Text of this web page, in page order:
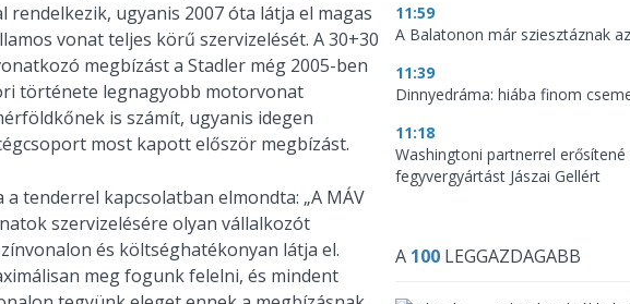
ugyanis 2007 óta látja el magas
vonat teljes körű szervizelését. A 30+30
megbízást a Stadler még 2005-ben
története legnagyobb motorvonat
is számít, ugyanis idegen
most kapott először megbízást.
tenderrel kapcsolatban elmondta: „A MÁV
szervizelésére olyan vállalkozót
és költséghatékonyan látja el.
meg fogunk felelni, és mindent
11:59
A Balatonon már sziesztáznak
11:39
Dinnyedráma: hiába finom
11:18
Washingtoni partnerrel
fegyvergyártást Jászai Gellért
A 100 LEGGAZDAGABB